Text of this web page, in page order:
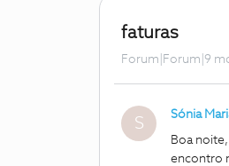
faturas
Forum|Forum|9
S Sónia
Boa
encontro